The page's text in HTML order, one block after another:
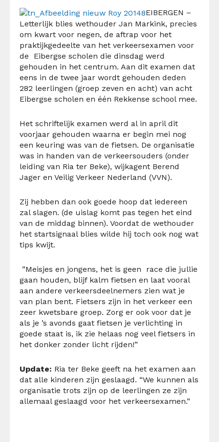
EIBERGEN –
Letterlijk blies wethouder Jan Markink, precies
om kwart voor negen, de aftrap voor het
praktijkgedeelte van het verkeersexamen voor
de Eibergse scholen die dinsdag werd
gehouden in het centrum. Aan dit examen dat
eens in de twee jaar wordt gehouden deden
282 leerlingen (groep zeven en acht) van acht
Eibergse scholen en één Rekkense school mee.
Het schriftelijk examen werd al in april dit
voorjaar gehouden waarna er begin mei nog
een keuring was van de fietsen. De organisatie
was in handen van de verkeersouders (onder
leiding van Ria ter Beke), wijkagent Berend
Jager en Veilig Verkeer Nederland (VVN).
Zij hebben dan ook goede hoop dat iedereen
zal slagen. (de uislag komt pas tegen het eind
van de middag binnen). Voordat de wethouder
het startsignaal blies wilde hij toch ook nog wat
tips kwijt.
”Meisjes en jongens, het is geen race die jullie
gaan houden, blijf kalm fietsen en laat vooral
aan andere verkeersdeelnemers zien wat je
van plan bent. Fietsers zijn in het verkeer een
zeer kwetsbare groep. Zorg er ook voor dat je
als je ’s avonds gaat fietsen je verlichting in
goede staat is, ik zie helaas nog veel fietsers in
het donker zonder licht rijden!”
Update: Ria ter Beke geeft na het examen aan
dat alle kinderen zijn geslaagd. “We kunnen als
organisatie trots zijn op de leerlingen ze zijn
allemaal geslaagd voor het verkeersexamen.”